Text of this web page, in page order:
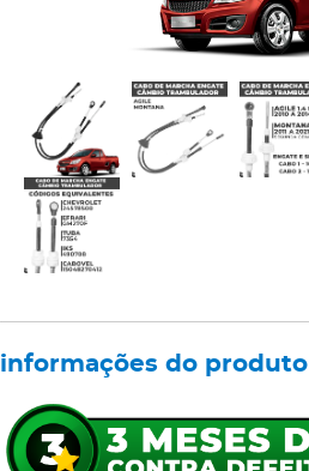
informações do produto